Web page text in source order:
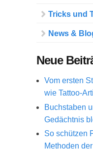
Tricks und
News &
Neue
Vom ersten
wie Tattoo-
Buchstaben
Gedächtnis
So schützen
Methoden